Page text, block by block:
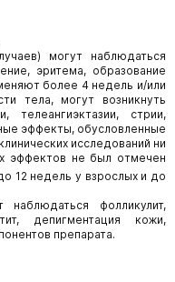
могут наблюдаться
эритема, образование
более 4 недель и/или
тела, могут возникнуть
стрии,
эффекты, обусловленные
исследований ни
эффектов не был отмечен
12 недель у взрослых и до
фолликулит,
депигментация кожи,
препарата.